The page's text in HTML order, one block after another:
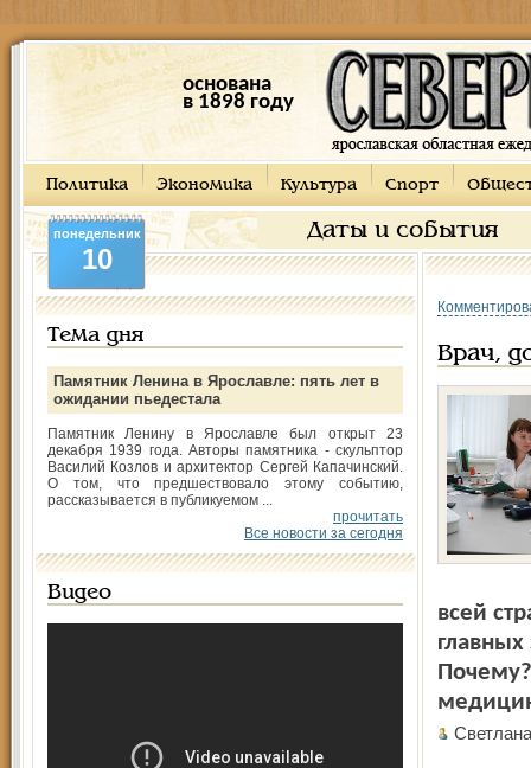
основана
в 1898 году
Политика Экономика Культура Спорт
Даты и события
понедельник
10
Тема дня
Памятник Ленина в Ярославле: пять лет в
ожидании пьедестала
Памятник Ленину в Ярославле был открыт 23
декабря 1939 года. Авторы памятника - скульптор
Василий Козлов и архитектор Сергей Капачинский.
О том, что предшествовало этому событию,
рассказывается в публикуемом ...
прочитать
Все новости за сегодня
Видео
Врач,
всей